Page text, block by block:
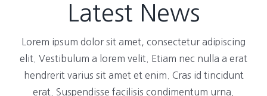
Latest News
Lorem ipsum dolor sit amet, consectetur adipiscing
elit. Vestibulum a lorem velit. Etiam nec nulla a erat
hendrerit varius sit amet et enim. Cras id tincidunt
erat. Suspendisse facilisis condimentum urna.